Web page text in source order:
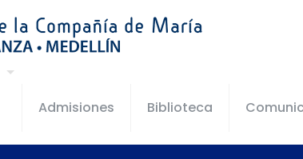
Admisiones Biblioteca